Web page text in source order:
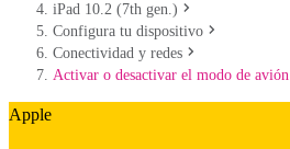
iPad 10.2 (7th gen.)
Configura tu dispositivo
Conectividad y redes
Activar o desactivar el modo de avión
Apple